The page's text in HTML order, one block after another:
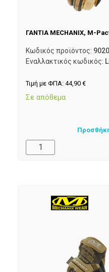
ΓΑΝΤΙΑ MECHANIX, M-
Κωδικός προϊόντος:
Εναλλακτικός κωδικός:
Τιμή με ΦΠΑ: 44,90 €
Σε απόθεμα